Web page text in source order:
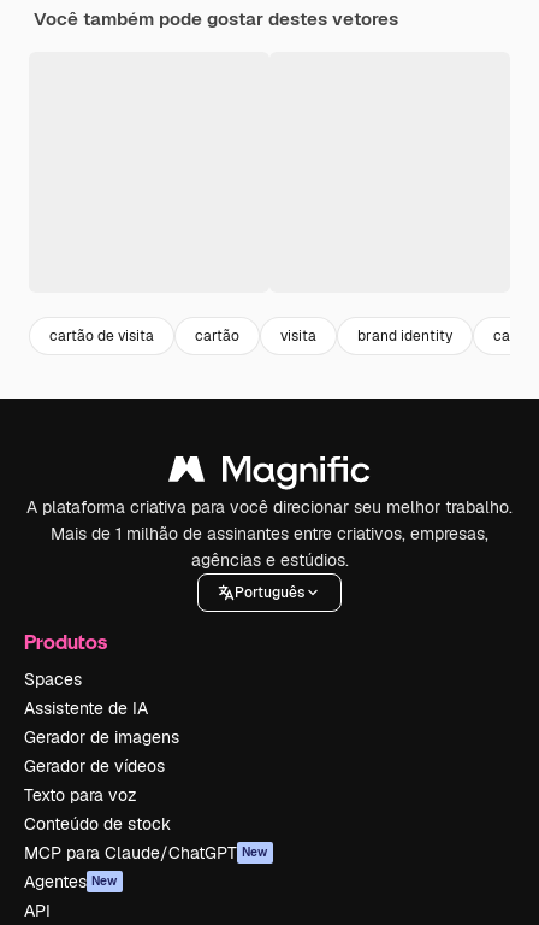
Você também pode gostar destes vetores
cartão de visita cartão visita brand identity
A plataforma criativa para você direcionar seu melhor trabalho.
Mais de 1 milhão de assinantes entre criativos, empresas,
agências e estúdios.
Português
Produtos
Spaces
Assistente de IA
Gerador de imagens
Gerador de vídeos
Texto para voz
Conteúdo de stock
MCP para Claude/ChatGPT New
Agentes New
API